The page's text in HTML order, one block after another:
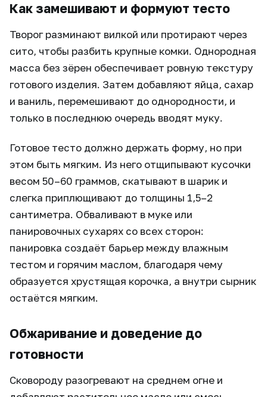
Как замешивают и формуют тесто
Творог разминают вилкой или протирают через
сито, чтобы разбить крупные комки. Однородная
масса без зёрен обеспечивает ровную текстуру
готового изделия. Затем добавляют яйца, сахар
и ваниль, перемешивают до однородности, и
только в последнюю очередь вводят муку.
Готовое тесто должно держать форму, но при
этом быть мягким. Из него отщипывают кусочки
весом 50–60 граммов, скатывают в шарик и
слегка приплющивают до толщины 1,5–2
сантиметра. Обваливают в муке или
панировочных сухарях со всех сторон:
панировка создаёт барьер между влажным
тестом и горячим маслом, благодаря чему
образуется хрустящая корочка, а внутри сырник
остаётся мягким.
Обжаривание и доведение до
готовности
Сковороду разогревают на среднем огне и